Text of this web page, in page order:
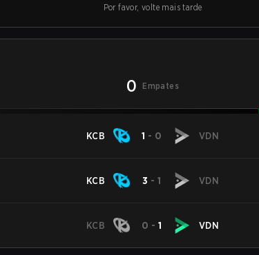
Por favor, volte mais tarde
0 Empates
KCB 1 - 0 VDN
KCB 3 -1 VDN
KCB 0 -1 VDN